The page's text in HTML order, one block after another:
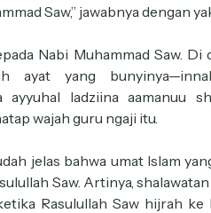
Saw,” jawabnya dengan
Nabi Muhammad Saw. Di
ayat yang
ayyuhal ladziina aamanuu
wajah guru ngaji itu.
jelas bahwa umat Islam
Saw. Artinya,
Rasulullah Saw hijrah ke